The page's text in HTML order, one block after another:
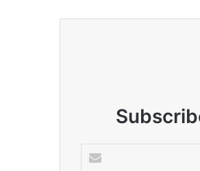
your